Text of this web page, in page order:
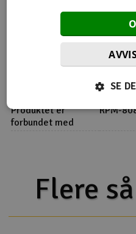
Arrma
Produktet er
forbundet med
RPM-
Flere
SE